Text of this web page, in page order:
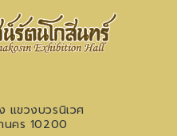
แขวงบวรนิเวศ
นคร 10200